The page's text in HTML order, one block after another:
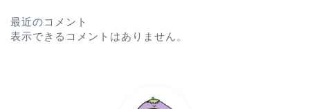
最近のコメント
表示できるコメントはありません。